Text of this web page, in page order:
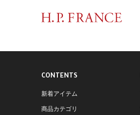
CONTENTS
新着アイテム
商品カテゴリ